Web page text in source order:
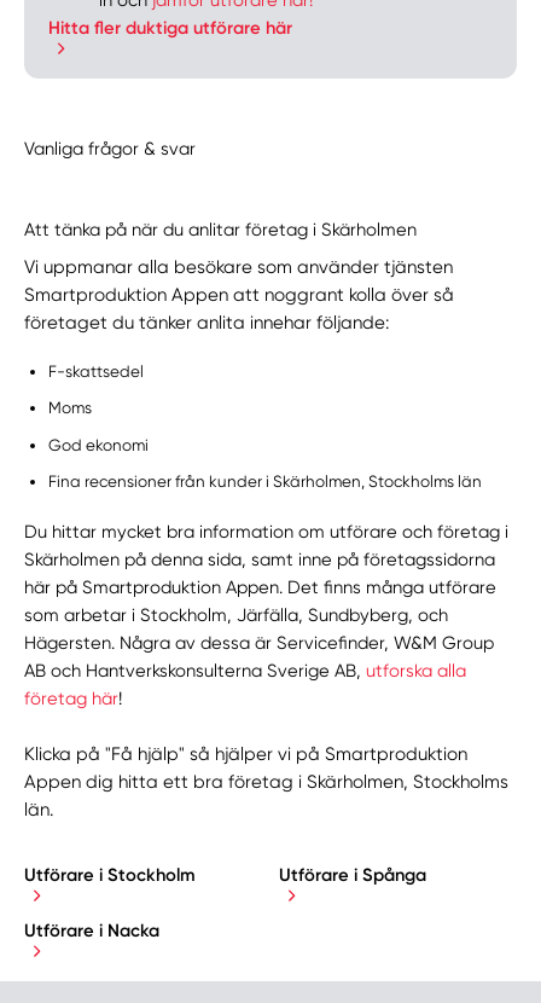
Hitta fler duktiga utförare här
Vanliga frågor & svar
Att tänka på när du anlitar företag i Skärholmen
Vi uppmanar alla besökare som använder tjänsten
Smartproduktion Appen att noggrant kolla över så
företaget du tänker anlita innehar följande:
F-skattsedel
Moms
God ekonomi
Fina recensioner från kunder i Skärholmen, Stockholms län
Du hittar mycket bra information om utförare och företag i
Skärholmen på denna sida, samt inne på företagssidorna
här på Smartproduktion Appen. Det finns många utförare
som arbetar i Stockholm, Järfälla, Sundbyberg, och
Hägersten. Några av dessa är Servicefinder, W&M Group
AB och Hantverkskonsulterna Sverige AB,utforska alla
företag här!
Klicka på "Få hjälp" så hjälper vi på Smartproduktion
Appen dig hitta ett bra företag i Skärholmen, Stockholms
län.
Utförare i Stockholm Utförare i Spånga
Utförare i Nacka